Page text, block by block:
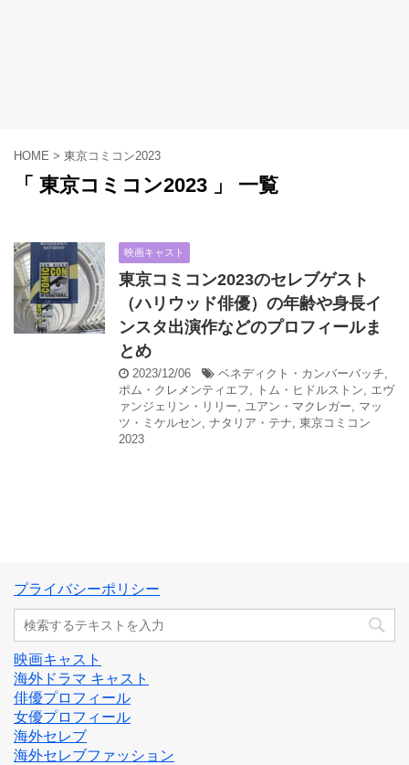
HOME > 東京コミコン2023
「 東京コミコン2023 」 一覧
映画キャスト
東京コミコン2023のセレブゲスト
（ハリウッド俳優）の年齢や身長イ
ンスタ出演作などのプロフィールま
とめ
2023/12/06 ベネディクト・カンバーバッチ
ポム・クレメンティエフ
トム・ヒドルストン
エヴ
ァンジェリン・リリー
ユアン・マクレガー
マッ
ツ・ミケルセン ナタリア・テナ 東京コミコン
2023
プライバシーポリシー
映画キャスト
海外ドラマ キャスト
俳優プロフィール
女優プロフィール
海外セレブ
海外セレブファッション